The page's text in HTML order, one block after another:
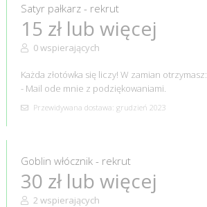
Satyr pałkarz - rekrut
15 zł lub więcej
0 wspierających
Każda złotówka się liczy! W zamian otrzymasz:
- Mail ode mnie z podziękowaniami.
Przewidywana dostawa: grudzień 2023
Goblin włócznik - rekrut
30 zł lub więcej
2 wspierających